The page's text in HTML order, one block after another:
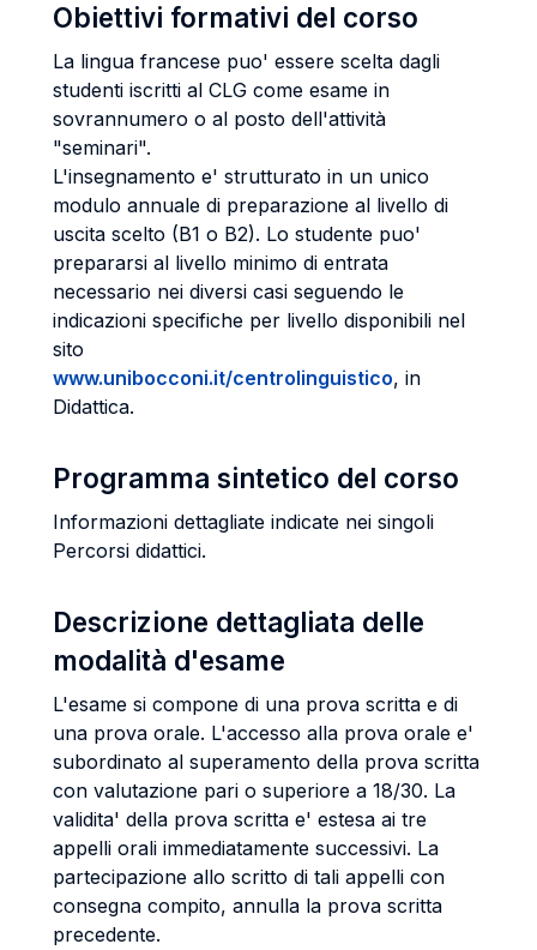
Obiettivi formativi del corso
La lingua francese puo' essere scelta dagli
studenti iscritti al CLG come esame in
sovrannumero o al posto dell'attività
"seminari".
L'insegnamento e' strutturato in un unico
modulo annuale di preparazione al livello di
uscita scelto (B1 o B2). Lo studente puo'
prepararsi al livello minimo di entrata
necessario nei diversi casi seguendo le
indicazioni specifiche per livello disponibili nel
sito
www.unibocconi.it/centrolinguistico, in
Didattica.
Programma sintetico del corso
Informazioni dettagliate indicate nei singoli
Percorsi didattici.
Descrizione dettagliata delle
modalità d'esame
L'esame si compone di una prova scritta e di
una prova orale. L'accesso alla prova orale e'
subordinato al superamento della prova scritta
con valutazione pari o superiore a 18/30. La
validita' della prova scritta e' estesa ai tre
appelli orali immediatamente successivi. La
partecipazione allo scritto di tali appelli con
consegna compito, annulla la prova scritta
precedente.